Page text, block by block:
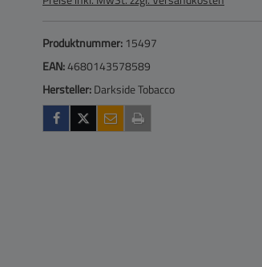
Produktnummer: 15497
EAN:4680143578589
Hersteller:Darkside Tobacco